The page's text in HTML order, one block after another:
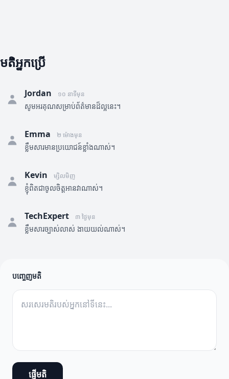
មតិអ្នកប្រើ
Jordan ១០ នាទីមុន
សូមអរគុណសម្រាប់ព័ត៌មានដ៏ល្អនេះ។
Emma ២ ម៉ោងមុន
ខ្លឹមសារមានប្រយោជន៍ខ្លាំងណាស់។
Kevin ម្សិលមិញ
ខ្ញុំពិតជាចូលចិត្តអានវាណាស់។
TechExpert ៣ ថ្ងៃមុន
ខ្លឹមសារច្បាស់លាស់ ងាយយល់ណាស់។
បញ្ចេញមតិ
ផ្ញើមតិ